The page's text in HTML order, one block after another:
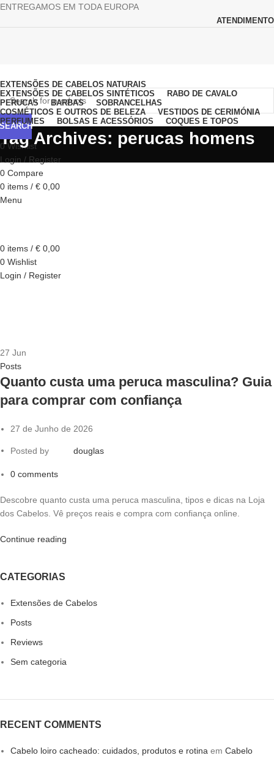
ENTREGAMOS EM TODA EUROPA
ATENDIMENTO
SEARCH
0Wishlist
Login / Register
0 Compare
0 items / € 0,00
Menu
0 items / € 0,00
0 Wishlist
Login / Register
EXTENSÕES DE CABELOS NATURAIS
EXTENSÕES DE CABELOS SINTÉTICOS
RABO DE CAVALO
PERUCAS
BARBAS
SOBRANCELHAS
COSMÉTICOS E OUTROS DE BELEZA
VESTIDOS DE CERIMÓNIA
PERFUMES
BOLSAS E ACESSÓRIOS COQUES E TOPOS
Tag Archives: perucas homens
27 Jun
Posts
Quanto custa uma peruca masculina? Guia
para comprar com confiança
27 de Junho de 2026
Posted by douglas
0 comments
Descobre quanto custa uma peruca masculina, tipos e dicas na Loja
dos Cabelos. Vê preços reais e compra com confiança online.
Continue reading
CATEGORIAS
Extensões de Cabelos
Posts
Reviews
Sem categoria
RECENT COMMENTS
Cabelo loiro cacheado: cuidados, produtos e rotina em Cabelo